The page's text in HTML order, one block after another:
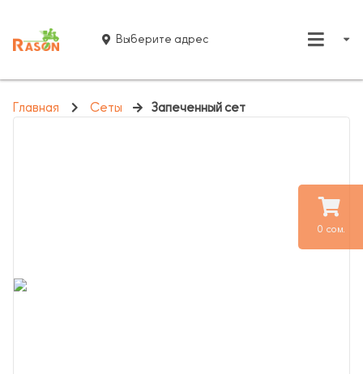
0 сом.
Выберите адрес
Главная Сеты Запеченный сет